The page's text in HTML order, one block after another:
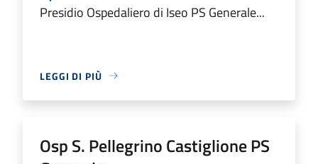
Presidio Ospedaliero di Iseo PS Generale...
LEGGI DI PIÙ
Osp S. Pellegrino Castiglione PS